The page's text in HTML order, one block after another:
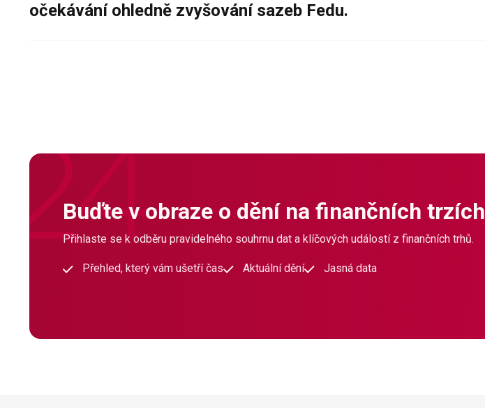
očekávání ohledně zvyšování sazeb Fedu.
Buďte v obraze o dění na finančních trzích
Přihlaste se k odběru pravidelného souhrnu dat a klíčových událostí z finančních trhů.
Přehled, který vám ušetří čas Aktuální dění Jasná data